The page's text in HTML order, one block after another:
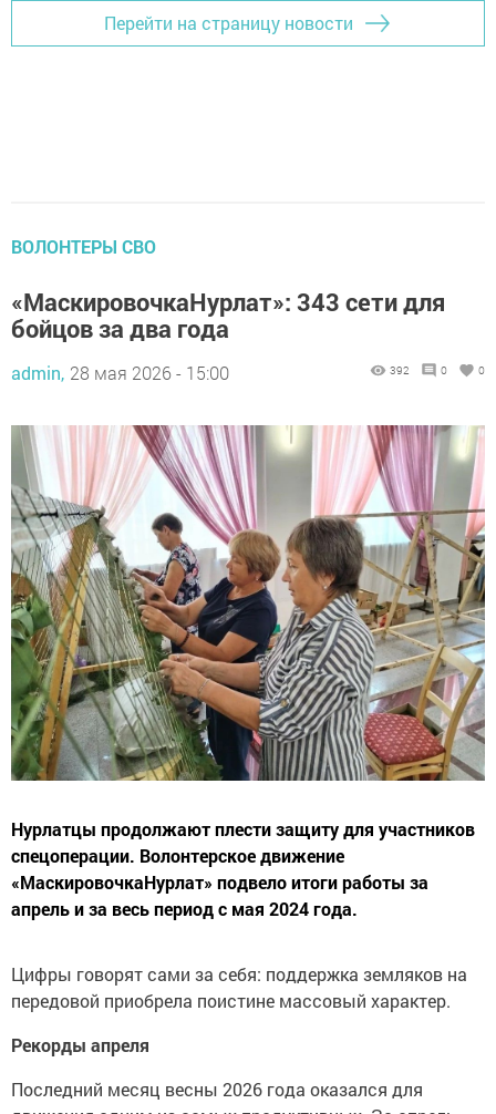
Перейти на страницу новости
ВОЛОНТЕРЫ СВО
«МаскировочкаНурлат»: 343 сети для
бойцов за два года
admin, 28 мая 2026 - 15:00 392 0 0
Нурлатцы продолжают плести защиту для участников
спецоперации. Волонтерское движение
«МаскировочкаНурлат» подвело итоги работы за
апрель и за весь период с мая 2024 года.
Цифры говорят сами за себя: поддержка земляков на
передовой приобрела поистине массовый характер.
Рекорды апреля
Последний месяц весны 2026 года оказался для